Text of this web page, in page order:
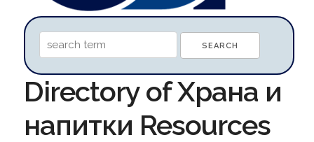
Directory of Храна и
напитки Resources